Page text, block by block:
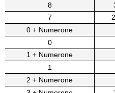
8
7
0 + Numerone
0
1 + Numerone
1
2 + Numerone